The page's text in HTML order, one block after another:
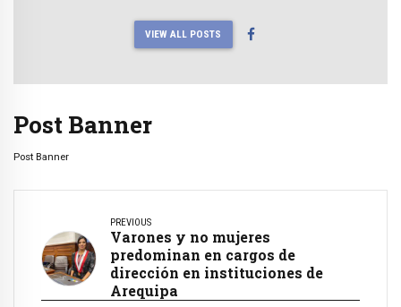
VIEW ALL POSTS
Post Banner
Post Banner
PREVIOUS
Varones y no mujeres
predominan en cargos de
dirección en instituciones de
Arequipa